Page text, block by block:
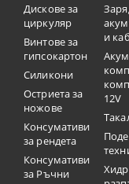
Дискове за
циркуляр
Винтове за
гипсокартон
Силикони
Остриета за
ножове
Консумативи
за рендета
Консумативи
за Ръчни
и
12V